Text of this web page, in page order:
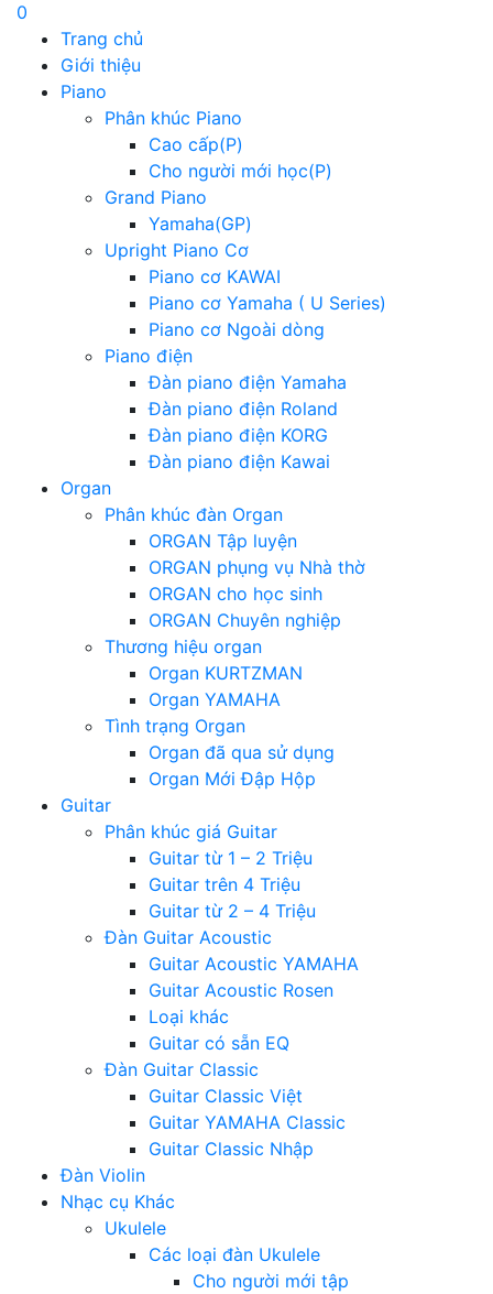
0
Trang chủ
Giới thiệu
Piano
Phân khúc Piano
Cao cấp(P)
Cho người mới học(P)
Grand Piano
Yamaha(GP)
Upright Piano Cơ
Piano cơ KAWAI
Piano cơ Yamaha ( U Series)
Piano cơ Ngoài dòng
Piano điện
Đàn piano điện Yamaha
Đàn piano điện Roland
Đàn piano điện KORG
Đàn piano điện Kawai
Organ
Phân khúc đàn Organ
ORGAN Tập luyện
ORGAN phụng vụ Nhà thờ
ORGAN cho học sinh
ORGAN Chuyên nghiệp
Thương hiệu organ
Organ KURTZMAN
Organ YAMAHA
Tình trạng Organ
Organ đã qua sử dụng
Organ Mới Đập Hộp
Guitar
Phân khúc giá Guitar
Guitar từ 1 – 2 Triệu
Guitar trên 4 Triệu
Guitar từ 2 – 4 Triệu
Đàn Guitar Acoustic
Guitar Acoustic YAMAHA
Guitar Acoustic Rosen
Loại khác
Guitar có sẵn EQ
Đàn Guitar Classic
Guitar Classic Việt
Guitar YAMAHA Classic
Guitar Classic Nhập
Đàn Violin
Nhạc cụ Khác
Ukulele
Các loại đàn Ukulele
Cho người mới tập